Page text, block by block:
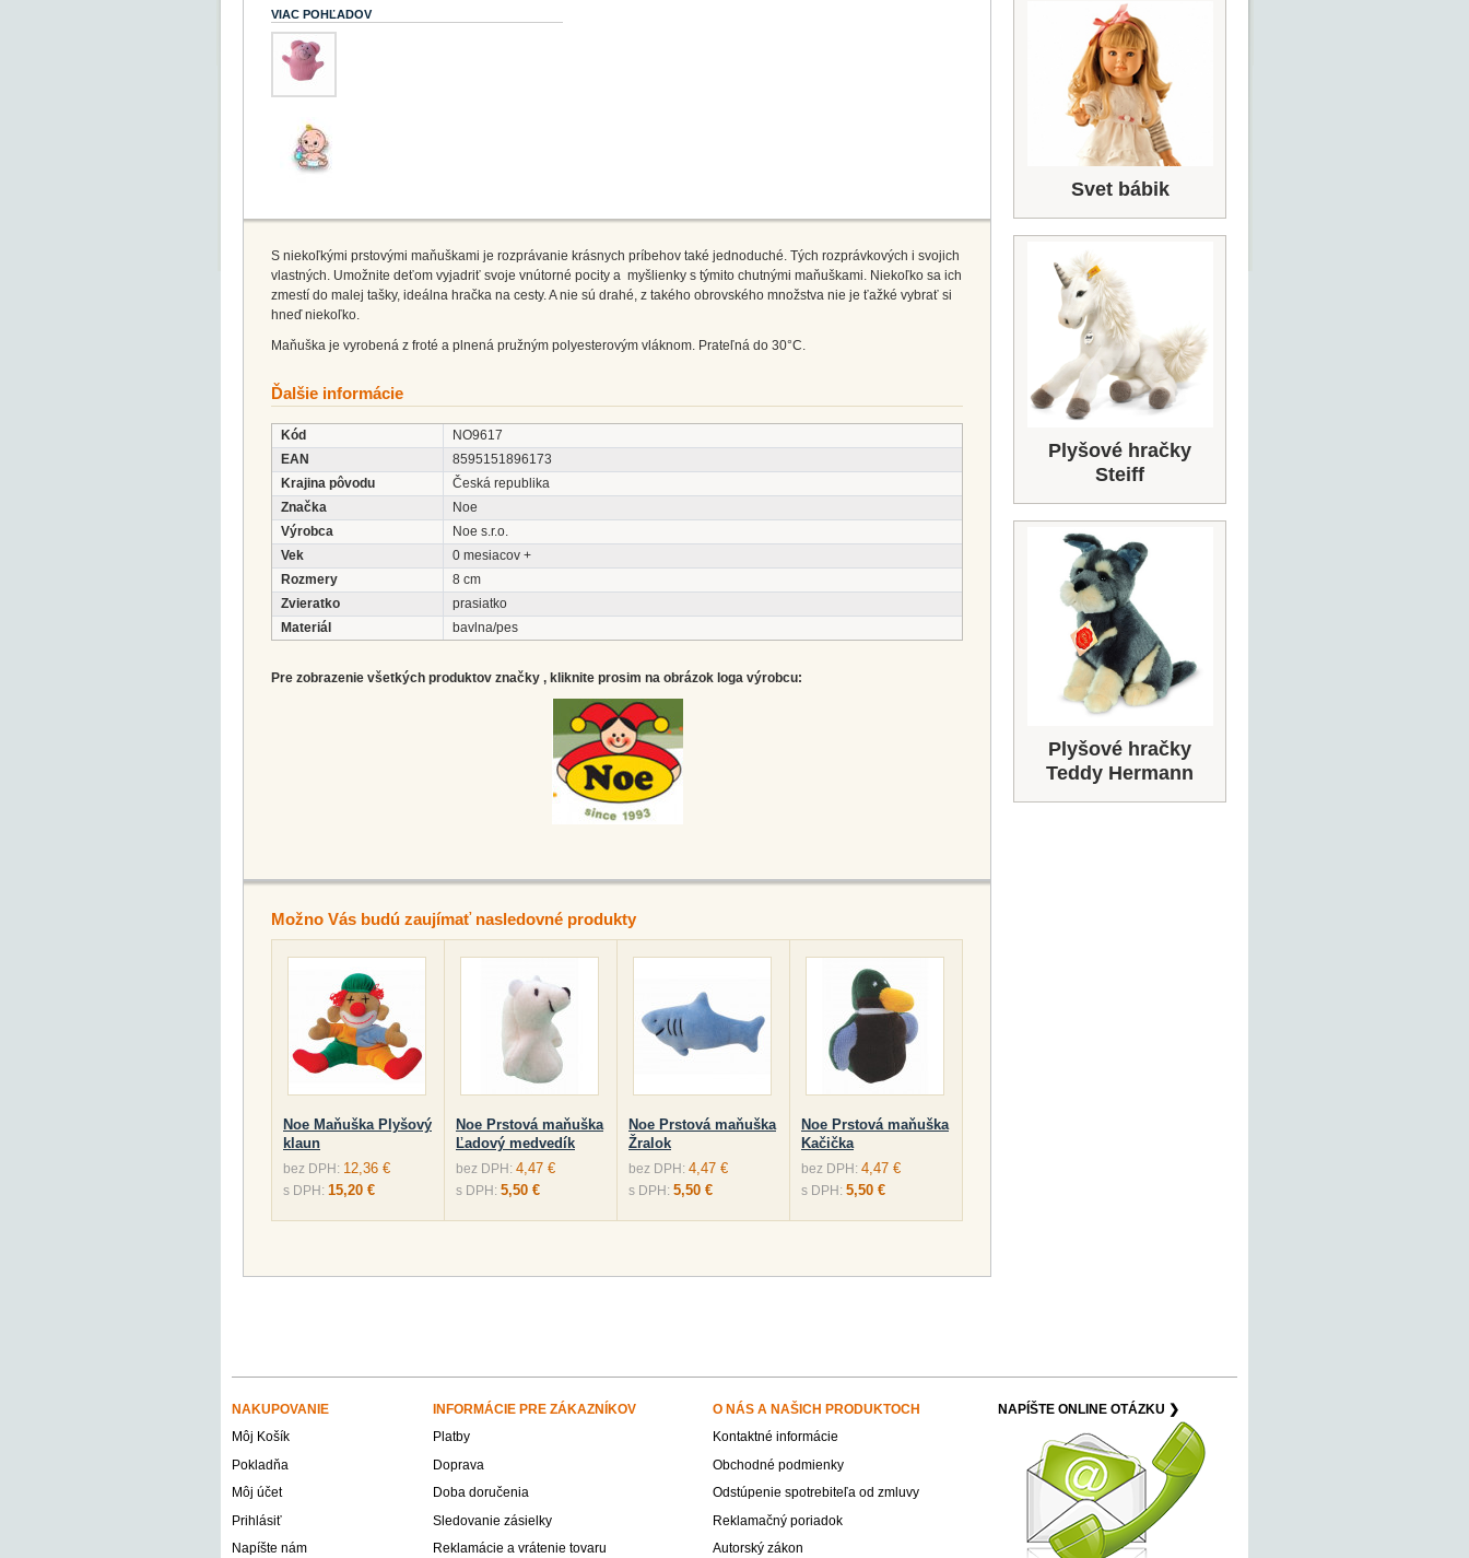
VIAC POHĽADOV
S niekoľkými prstovými maňuškami je rozprávanie krásnych príbehov také jednoduché. Tých rozprávkových i svojich
vlastných. Umožnite deťom vyjadriť svoje vnútorné pocity a myšlienky s týmito chutnými maňuškami. Niekoľko sa ich
zmestí do malej tašky, ideálna hračka na cesty. A nie sú drahé, z takého obrovského množstva nie je ťažké vybrať si
hneď niekoľko.
Maňuška je vyrobená z froté a plnená pružným polyesterovým vláknom. Prateľná do 30°C.
Ďalšie informácie
Kód
NO9617
EAN
8595151896173
Krajina pôvodu
Česká republika
Značka
Noe
Výrobca
Noe s.r.o.
Vek
0 mesiacov +
Rozmery
8 cm
Zvieratko
prasiatko
Materiál
bavlna/pes
Pre zobrazenie všetkých produktov značky , kliknite prosim na obrázok loga výrobcu:
Možno Vás budú zaujímať nasledovné produkty
Noe Maňuška Plyšový
klaun
bez DPH: 12,36 €
s DPH: 15,20 €
Noe Prstová maňuška
Ľadový medvedík
bez DPH: 4,47 €
s DPH: 5,50 €
Noe Prstová maňuška
Žralok
bez DPH: 4,47 €
s DPH: 5,50 €
Noe Prstová maňuška
Kačička
bez DPH: 4,47 €
s DPH: 5,50 €
Svet bábik
Plyšové hračky
Steiff
Plyšové hračky
Teddy Hermann
NAKUPOVANIE INFORMÁCIE PRE ZÁKAZNÍKOV O NÁS A NAŠICH PRODUKTOCH
NAPÍŠTE ONLINE OTÁZKU ❯
Môj Košík
Platby
Kontaktné informácie
Pokladňa
Doprava
Obchodné podmienky
Môj účet
Doba doručenia
Odstúpenie spotrebiteľa od zmluvy
Prihlásiť
Sledovanie zásielky
Reklamačný poriadok
Napíšte nám
Reklamácie a vrátenie tovaru Autorský zákon